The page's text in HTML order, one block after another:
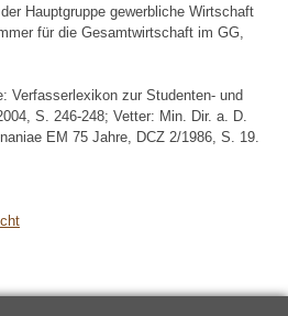
Hauptgruppe gewerbliche Wirtschaft
für die Gesamtwirtschaft im GG,
Verfasserlexikon zur Studenten- und
S. 246-248; Vetter: Min. Dir. a. D.
EM 75 Jahre, DCZ 2/1986, S. 19.